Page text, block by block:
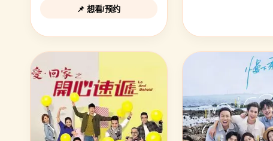
📌 想看/预约